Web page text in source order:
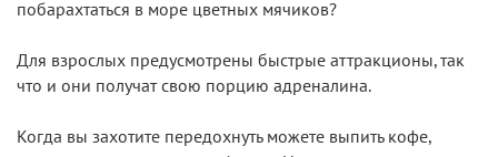
побарахтаться в море цветных мячиков?
Для взрослых предусмотрены быстрые аттракционы, так
что и они получат свою порцию адреналина.
Когда вы захотите передохнуть можете выпить кофе,